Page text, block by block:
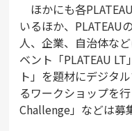
ほかにも各
いるほか、PLATEAU
人、企業、自治体な
ベント「PLATEAU
ト」を題材にデジタ
るワークショップを
Challenge」などは募